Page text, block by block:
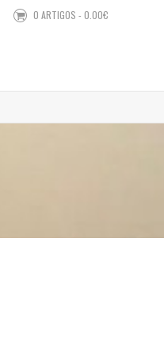
0 ARTIGOS - 0.00€